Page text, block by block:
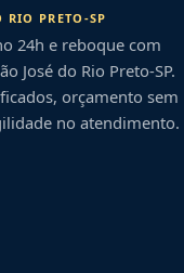
RIO PRETO -SP
24h e reboque com
José do Rio Preto-SP.
orçamento sem
no atendimento.